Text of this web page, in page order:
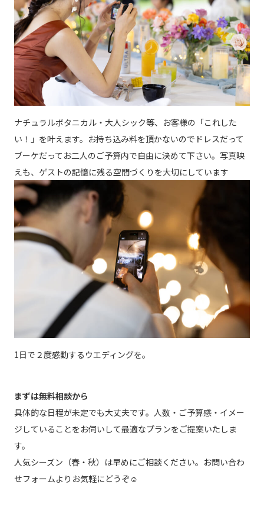
ナチュラルボタニカル・大人シック等、お客様の「これした
い！」を叶えます。お持ち込み料を頂かないのでドレスだって
ブーケだってお二人のご予算内で自由に決めて下さい。写真映
えも、ゲストの記憶に残る空間づくりを大切にしています
1日で２度感動するウエディングを。
まずは無料相談から
具体的な日程が未定でも大丈夫です。人数・ご予算感・イメー
ジしていることをお伺いして最適なプランをご提案いたしま
す。
人気シーズン（春・秋）は早めにご相談ください。お問い合わ
せフォームよりお気軽にどうぞ☺︎